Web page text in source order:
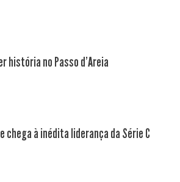
história no Passo d'Areia
chega à inédita liderança da Série C